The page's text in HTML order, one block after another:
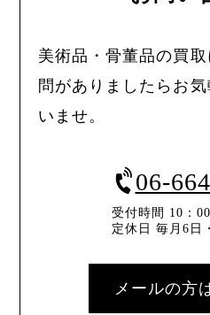
美術品・骨董品の買
問がありましたらお
いませ。
06-
受付時間 10：
定休日 毎月6日
メールの方